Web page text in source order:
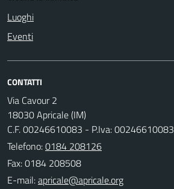
Luoghi
Eventi
CONTATTI
Via Cavour 2
18030 Apricale (IM)
C.F. 00246610083 - P.Iva: 00246610083
Telefono:0184 208126
Fax: 0184 208508
E-mail: